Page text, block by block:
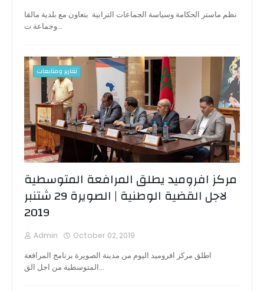
نظم ماستر الحكامة وسياسة الجماعات الترابية بتعاون مع بلدية مالقا
وجماعة ت…
تقارير ومتابعات
مركز افروميد يطلق المرافعة المتوسطية
لاجل القضية الوطنية | الصويرة 29 شتنبر
2019
Admin October 02, 2019
اطلق مركز افروميد اليوم من مدينة الصويرة برنامج المرافعة
المتوسطية من اجل الق…